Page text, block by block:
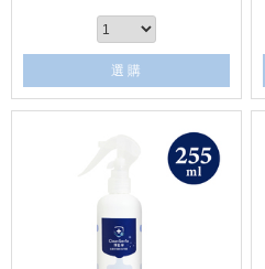
選 購